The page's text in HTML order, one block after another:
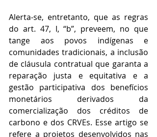
Alerta-se, entretanto, que as regras
do art. 47, I, “b”, preveem, no que
tange aos povos indígenas e
comunidades tradicionais, a inclusão
de cláusula contratual que garanta a
reparação justa e equitativa e a
gestão participativa dos benefícios
monetários derivados da
comercialização dos créditos de
carbono e dos CRVEs. Esse artigo se
refere a projetos desenvolvidos nas